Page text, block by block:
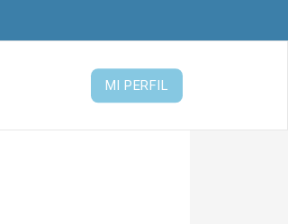
MI PERFIL